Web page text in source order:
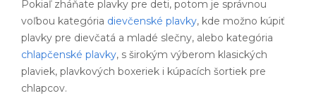
Pokiaľ zháňate plavky pre deti, potom je správnou
voľbou kategória dievčenské plavky, kde možno kúpiť
plavky pre dievčatá a mladé slečny, alebo kategória
chlapčenské plavky, s širokým výberom klasických
plaviek, plavkových boxeriek i kúpacích šortiek pre
chlapcov.